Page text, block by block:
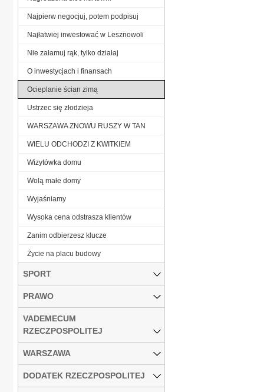
Najpierw negocjuj, potem podpisuj
Najłatwiej inwestować w Lesznowoli
Nie załamuj rąk, tylko działaj
O inwestycjach i finansach
Ocieplanie ścian zimą
Ustrzec się złodzieja
WARSZAWA ZNOWU RUSZY W TAN
WIELU ODCHODZI Z KWITKIEM
Wizytówka domu
Wolą małe domy
Wyjaśniamy
Wysoka cena odstrasza klientów
Zanim odbierzesz klucze
Życie na placu budowy
SPORT
PRAWO
VADEMECUM
RZECZPOSPOLITEJ
WARSZAWA
DODATEK RZECZPOSPOLITEJ